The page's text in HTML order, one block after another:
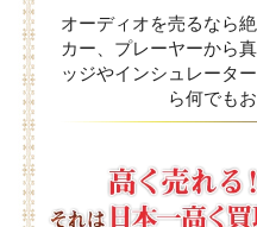
オーディオを売るなら
カー、プレーヤーから
ッジやインシュレータ
ら何でも